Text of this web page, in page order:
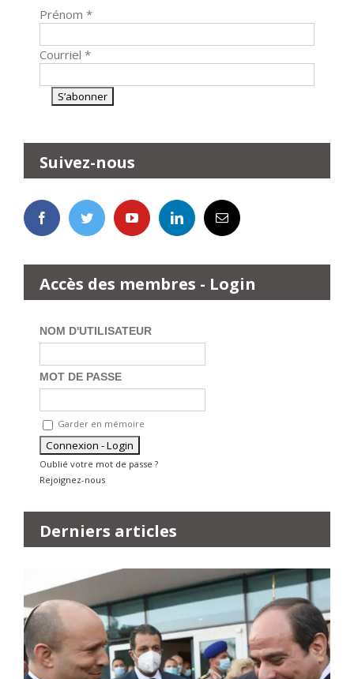
Prénom *
Courriel *
Suivez-nous
Accès des membres - Login
NOM D'UTILISATEUR
MOT DE PASSE
Garder en mémoire
Oublié votre mot de passe ?
Rejoignez-nous
Derniers articles